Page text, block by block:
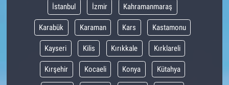
İstanbul İzmir Kahramanmaraş
Karabük Karaman Kars Kastamonu
Kayseri Kilis Kırıkkale Kırklareli
Kırşehir Kocaeli Konya Kütahya